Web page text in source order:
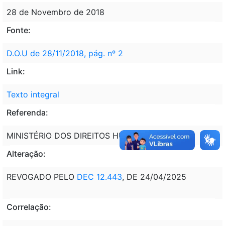
28 de Novembro de 2018
Fonte:
D.O.U de 28/11/2018, pág. nº 2
Link:
Texto integral
Referenda:
MINISTÉRIO DOS DIREITOS HUMANOS - MDH
Alteração:
REVOGADO PELO DEC 12.443, DE 24/04/2025
Correlação: